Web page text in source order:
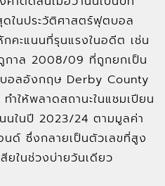
ในประวัติศาสตร์ฟุตบอล
คะแนนที่รุนแรงในอดีต เช่น
กาล 2008/09 ที่ถูกยกเป็น
อลอังกฤษ Derby County
ำให้พลาดสถานะในแชมเปียน
ในปี 2023/24 ตามมูลค่า
นด์ ซึ่งกลายเป็นตัวเลขที่สูง
ในช่วงบ่ายวันเดียว